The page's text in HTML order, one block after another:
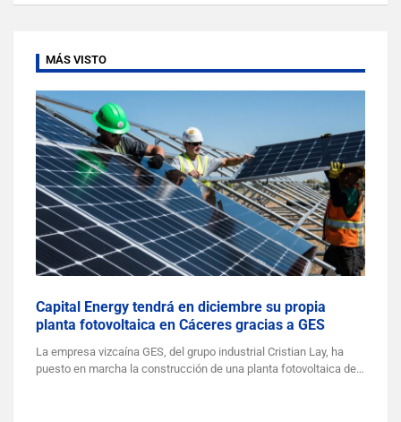
MÁS VISTO
Capital Energy tendrá en diciembre su propia
planta fotovoltaica en Cáceres gracias a GES
La empresa vizcaína GES, del grupo industrial Cristian Lay, ha
puesto en marcha la construcción de una planta fotovoltaica de…